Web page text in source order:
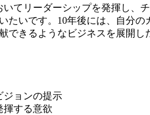
てリーダーシップを発揮し、チ
たいです。10年後には、自分の
できるようなビジネスを展開し
ジョンの提示
揮する意欲